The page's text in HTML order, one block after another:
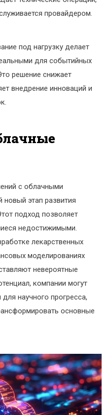
провайдером.
под нагрузку делает
для событийных
решение снижает
внедрение инноваций и
с облачными
этап развития
подход позволяет
недостижимыми.
лекарственных
моделированиях
невероятные
компании могут
научного прогресса,
основные